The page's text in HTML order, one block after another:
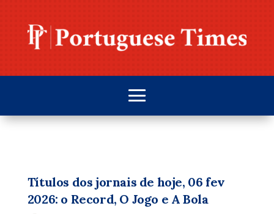
Títulos dos jornais de hoje, 06 fev
2026: o Record, O Jogo e A Bola